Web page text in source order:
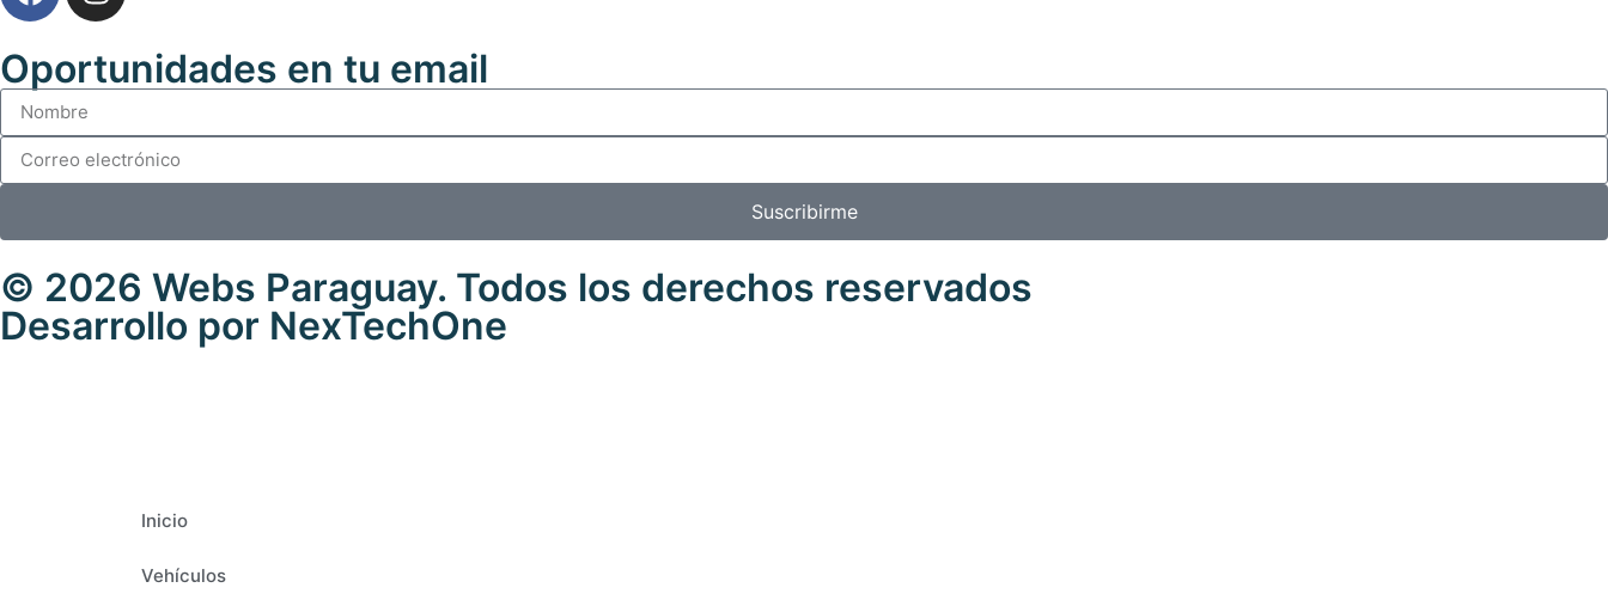
Oportunidades en tu email
Suscribirme
© 2026 Webs Paraguay. Todos los derechos reservados
Desarrollo por NexTechOne
Inicio
Vehículos